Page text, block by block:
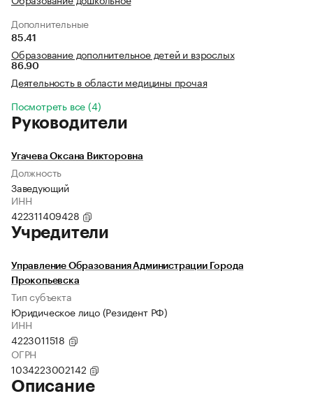
Дополнительные
85.41
Образование дополнительное детей и взрослых
86.90
Деятельность в области медицины прочая
Посмотреть все (4)
Руководители
Угачева Оксана Викторовна
Должность
Заведующий
ИНН
422311409428
Учредители
Управление Образования Администрации Города
Прокопьевска
Тип субъекта
Юридическое лицо (Резидент РФ)
ИНН
4223011518
ОГРН
1034223002142
Описание